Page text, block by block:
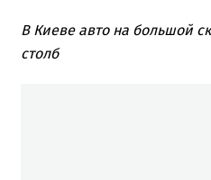
В Киеве авто на большой
столб